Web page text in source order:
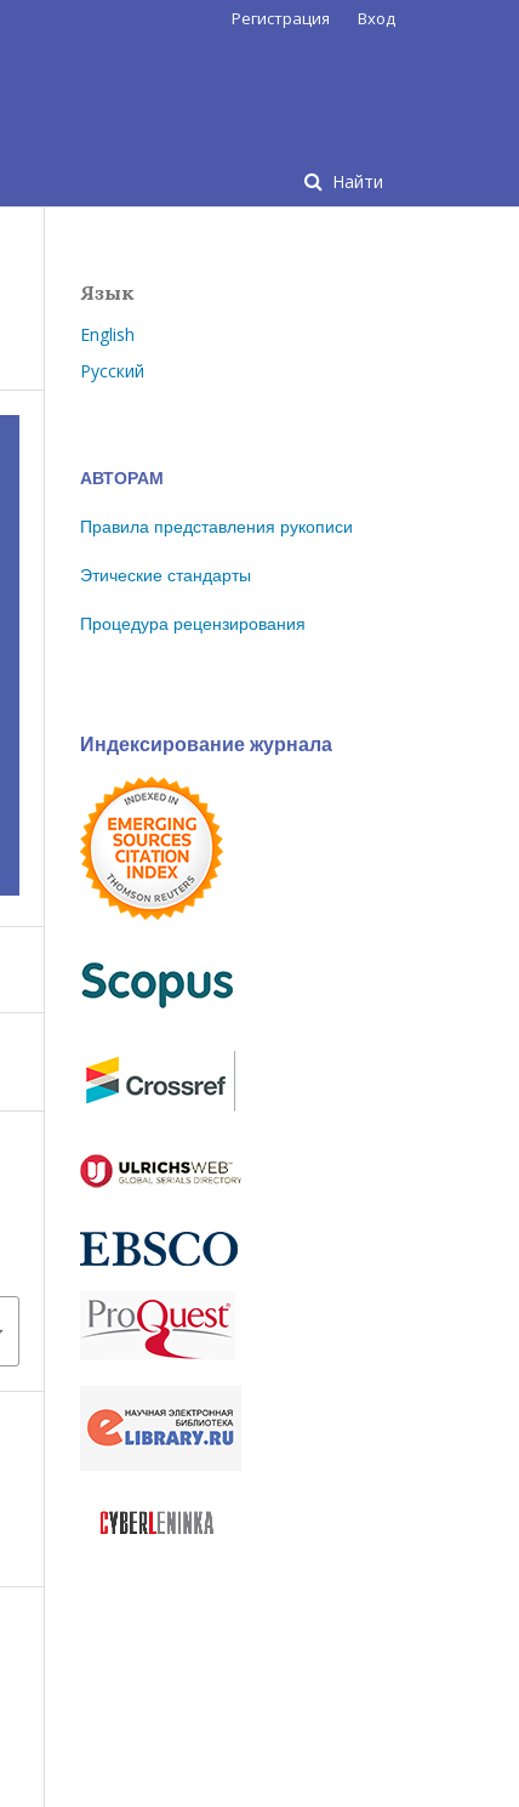
Найти
Регистрация Вход
Язык
English
Русский
АВТОРАМ
Правила представления рукописи
Этические стандарты
Процедура рецензирования
Индексирование журнала